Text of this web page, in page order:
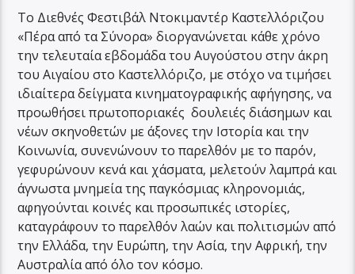
Το Διεθνές Φεστιβάλ Ντοκιμαντέρ Καστελλόριζου
«Πέρα από τα Σύνορα» διοργανώνεται κάθε χρόνο
την τελευταία εβδομάδα του Αυγούστου στην άκρη
του Αιγαίου στο Καστελλόριζο, με στόχο να τιμήσει
ιδιαίτερα δείγματα κινηματογραφικής αφήγησης, να
προωθήσει πρωτοποριακές δουλειές διάσημων και
νέων σκηνοθετών με άξονες την Ιστορία και την
Κοινωνία, συνενώνουν το παρελθόν με το παρόν,
γεφυρώνουν κενά και χάσματα, μελετούν λαμπρά και
άγνωστα μνημεία της παγκόσμιας κληρονομιάς,
αφηγούνται κοινές και προσωπικές ιστορίες,
καταγράφουν το παρελθόν λαών και πολιτισμών από
την Ελλάδα, την Ευρώπη, την Ασία, την Αφρική, την
Αυστραλία από όλο τον κόσμο.